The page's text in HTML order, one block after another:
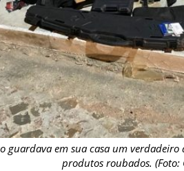
guardava em sua casa um
produtos roubados. (Foto: